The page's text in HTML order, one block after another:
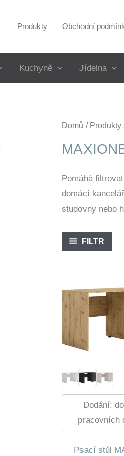
Produkty Obchodní
Kuchyně Jídelna
Domů / Produkty
Pomáhá
domácí
studovny nebo
FILTR
Dodání:
pracovních
Psací stůl